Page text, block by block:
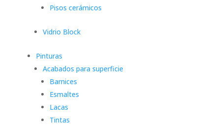
Pisos cerámicos
Vidrio Block
Pinturas
Acabados para superficie
Barnices
Esmaltes
Lacas
Tintas